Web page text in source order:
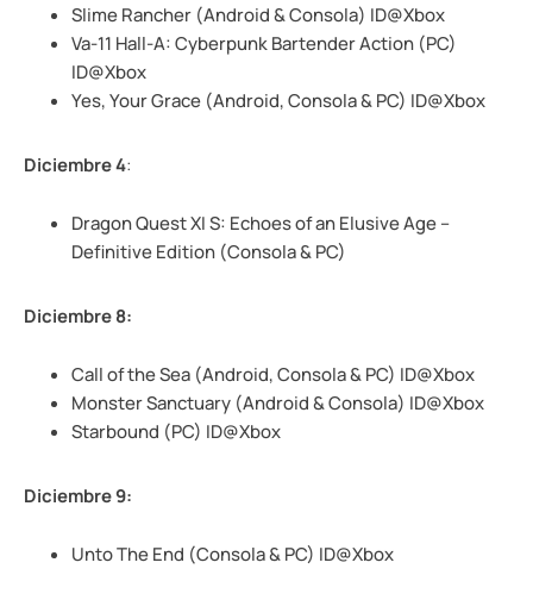
Slime Rancher (Android & Consola) ID@Xbox
Va-11 Hall-A: Cyberpunk Bartender Action (PC)
ID@Xbox
Yes, Your Grace (Android, Consola & PC) ID@Xbox
Diciembre 4:
Dragon Quest XI S: Echoes of an Elusive Age –
Definitive Edition (Consola & PC)
Diciembre 8:
Call of the Sea (Android, Consola & PC) ID@Xbox
Monster Sanctuary (Android & Consola) ID@Xbox
Starbound (PC) ID@Xbox
Diciembre 9:
Unto The End (Consola & PC) ID@Xbox